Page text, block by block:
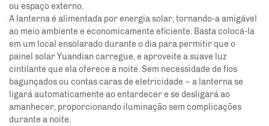
ou espaço externo.
A lanterna é alimentada por energia solar, tornando-a amigável
ao meio ambiente e economicamente eficiente. Basta colocá-la
em um local ensolarado durante o dia para permitir que o
painel solarYuandiancarregue, e aproveite a suave luz
cintilante que ela oferece à noite. Sem necessidade de fios
bagunçados ou contas caras de eletricidade – a lanterna se
ligará automaticamente ao entardecer e se desligará ao
amanhecer, proporcionando iluminação sem complicações
durante a noite.